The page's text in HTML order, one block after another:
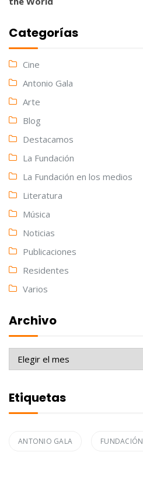
Categorías
Cine
Antonio Gala
Arte
Blog
Destacamos
La Fundación
La Fundación en los medios
Literatura
Música
Noticias
Publicaciones
Residentes
Varios
Archivo
Archivo
Etiquetas
ANTONIO GALA FUNDACIÓN